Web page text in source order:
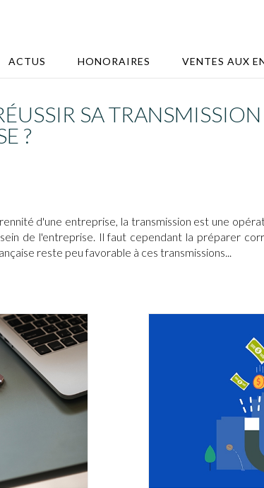
ACTUS HONORAIRES VENTES AUX
SA TRANSMISSION
?
d'une entreprise, la transmission est une
de l'entreprise. Il faut cependant la préparer
reste peu favorable à ces transmissions...